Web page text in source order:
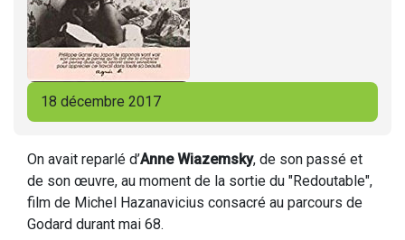
18 décembre 2017
On avait reparlé d’Anne Wiazemsky, de son passé et
de son œuvre, au moment de la sortie du "Redoutable",
film de Michel Hazanavicius consacré au parcours de
Godard durant mai 68.